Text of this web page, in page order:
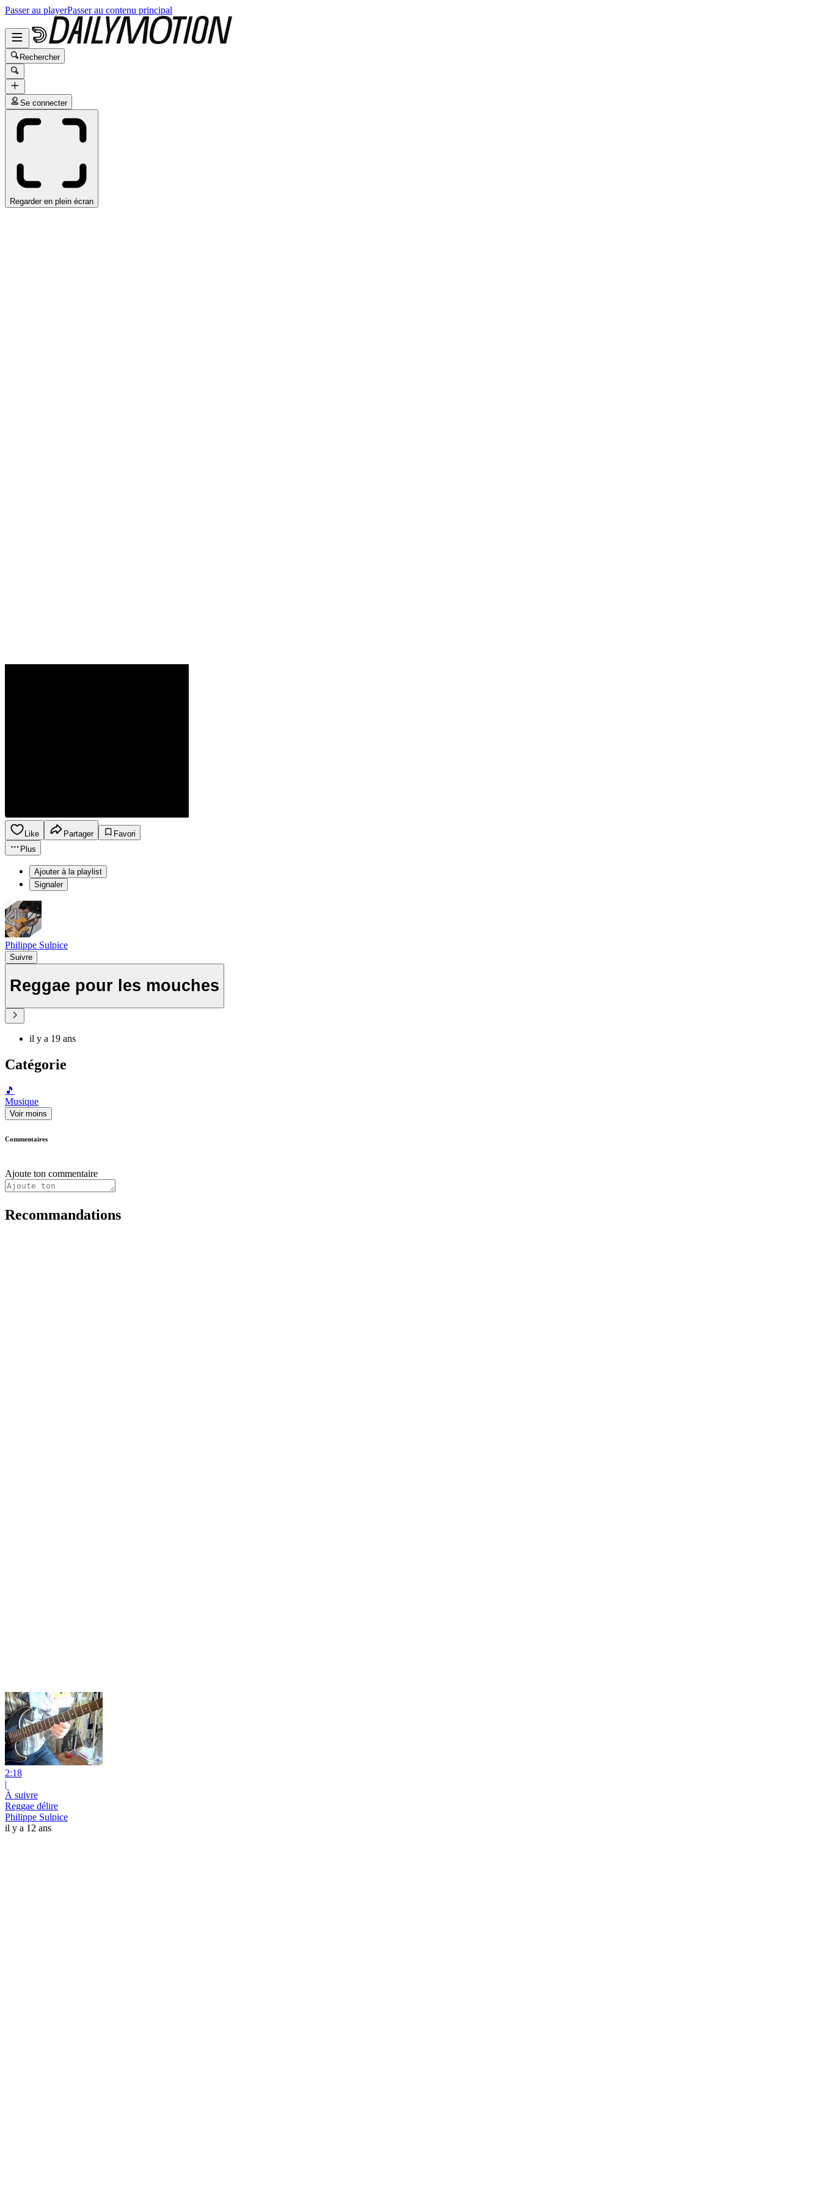
Passer au playerPasser au contenu principal
Rechercher
Se connecter
Regarder en plein écran
Like Partager
Favori
Plus
Ajouter à la playlist
Signaler
Philippe Sulpice
Suivre
Reggae pour les mouches
il y a 19 ans
Catégorie
🎵
Musique
Voir moins
Commentaires
Ajoute ton commentaire
Recommandations
2:18
|
À suivre
Reggae délire
Philippe Sulpice
il y a 12 ans